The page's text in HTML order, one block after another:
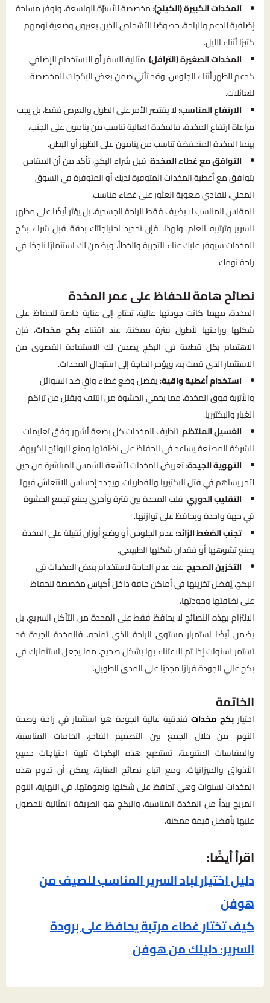
المخدات الكبيرة (الكينج): مخصصة للأسرّة الواسعة، وتوفر مساحة
إضافية للدعم والراحة، خصوصًا للأشخاص الذين يغيرون وضعية نومهم
كثيرًا أثناء الليل.
المخدات الصغيرة (الترافل): مثالية للسفر أو الاستخدام الإضافي
كدعم للظهر أثناء الجلوس، وقد تأتي ضمن بعض البكجات المخصصة
للعائلات.
الارتفاع المناسب: لا يقتصر الأمر على الطول والعرض فقط، بل يجب
مراعاة ارتفاع المخدة، فالمخدة العالية تناسب من ينامون على الجنب،
بينما المخدة المنخفضة تناسب من ينامون على الظهر أو البطن.
التوافق مع غطاء المخدة: قبل شراء البكج، تأكد من أن المقاس
يتوافق مع أغطية المخدات المتوفرة لديك أو المتوفرة في السوق
المحلي، لتفادي صعوبة العثور على غطاء مناسب.
المقاس المناسب لا يضيف فقط للراحة الجسدية، بل يؤثر أيضًا على مظهر
السرير وترتيبه العام. ولهذا، فإن تحديد احتياجاتك بدقة قبل شراء بكج
المخدات سيوفر عليك عناء التجربة والخطأ، ويضمن لك استثمارًا ناجحًا في
راحة نومك.
نصائح هامة للحفاظ على عمر المخدة
المخدة، مهما كانت جودتها عالية، تحتاج إلى عناية خاصة للحفاظ على
شكلها وراحتها لأطول فترة ممكنة. عند اقتناء بكج مخدات، فإن
الاهتمام بكل قطعة في البكج يضمن لك الاستفادة القصوى من
الاستثمار الذي قمت به، ويؤخر الحاجة إلى استبدال المخدات.
استخدام أغطية واقية: يفضل وضع غطاء واقٍ ضد السوائل
والأتربة فوق المخدة، مما يحمي الحشوة من التلف ويقلل من تراكم
الغبار والبكتيريا.
الغسيل المنتظم: تنظيف المخدات كل بضعة أشهر وفق تعليمات
الشركة المصنعة يساعد في الحفاظ على نظافتها ومنع الروائح الكريهة.
التهوية الجيدة: تعريض المخدات لأشعة الشمس المباشرة من حين
لآخر يساهم في قتل البكتيريا والفطريات، ويجدد إحساس الانتعاش فيها.
التقليب الدوري: قلب المخدة بين فترة وأخرى يمنع تجمع الحشوة
في جهة واحدة ويحافظ على توازنها.
تجنب الضغط الزائد: عدم الجلوس أو وضع أوزان ثقيلة على المخدة
يمنع تشوهها أو فقدان شكلها الطبيعي.
التخزين الصحيح: عند عدم الحاجة لاستخدام بعض المخدات في
البكج، يُفضل تخزينها في أماكن جافة داخل أكياس مخصصة للحفاظ
على نظافتها وجودتها.
الالتزام بهذه النصائح لا يحافظ فقط على المخدة من التآكل السريع، بل
يضمن أيضًا استمرار مستوى الراحة الذي تمنحه. فالمخدة الجيدة قد
تستمر لسنوات إذا تم الاعتناء بها بشكل صحيح، مما يجعل استثمارك في
بكج عالي الجودة قرارًا مجديًا على المدى الطويل.
الخاتمة
اختيار بكج مخداتفندقية عالية الجودة هو استثمار في راحة وصحة
النوم. من خلال الجمع بين التصميم الفاخر، الخامات المناسبة،
والمقاسات المتنوعة، تستطيع هذه البكجات تلبية احتياجات جميع
الأذواق والميزانيات. ومع اتباع نصائح العناية، يمكن أن تدوم هذه
المخدات لسنوات وهي تحافظ على شكلها ونعومتها. في النهاية، النوم
المريح يبدأ من المخدة المناسبة، والبكج هو الطريقة المثالية للحصول
عليها بأفضل قيمة ممكنة.
اقرأ أيضًا:
دليل اختيار لباد السرير المناسب للصيف من
هوفن
كيف تختار غطاء مرتبة يحافظ على برودة
السرير: دليلك من هوفن